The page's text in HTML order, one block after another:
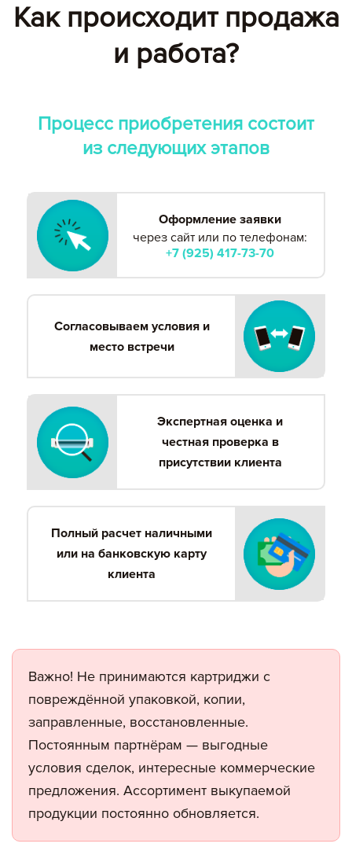
Как происходит продажа
и работа?
Процесс приобретения состоит
из следующих этапов
Оформление заявки
через сайт или по телефонам:
+7 (925) 417-73-70
Согласовываем условия и
место встречи
Экспертная оценка и
честная проверка в
присутствии клиента
Полный расчет наличными
или на банковскую карту
клиента
Важно! Не принимаются картриджи с
повреждённой упаковкой, копии,
заправленные, восстановленные.
Постоянным партнёрам — выгодные
условия сделок, интересные коммерческие
предложения. Ассортимент выкупаемой
продукции постоянно обновляется.